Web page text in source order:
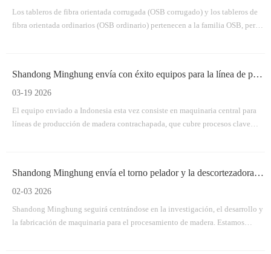
Los tableros de fibra orientada corrugada (OSB corrugado) y los tableros de
fibra orientada ordinarios (OSB ordinario) pertenecen a la familia OSB, pero
Shandong Minghung envía con éxito equipos para la línea de producción de madera contrachapada
03-19 2026
El equipo enviado a Indonesia esta vez consiste en maquinaria central para
líneas de producción de madera contrachapada, que cubre procesos clave
Shandong Minghung envía el torno pelador y la descortezadora de madera según lo previsto
02-03 2026
Shandong Minghung seguirá centrándose en la investigación, el desarrollo y
la fabricación de maquinaria para el procesamiento de madera. Estamos